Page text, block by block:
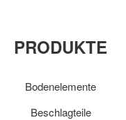
PRODUKTE
Bodenelemente
Beschlagteile